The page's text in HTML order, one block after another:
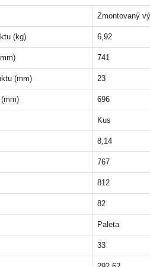
Zmontovaný
(kg) 6,92
741
(mm) 23
696
Kus
8,14
767
812
82
Paleta
33